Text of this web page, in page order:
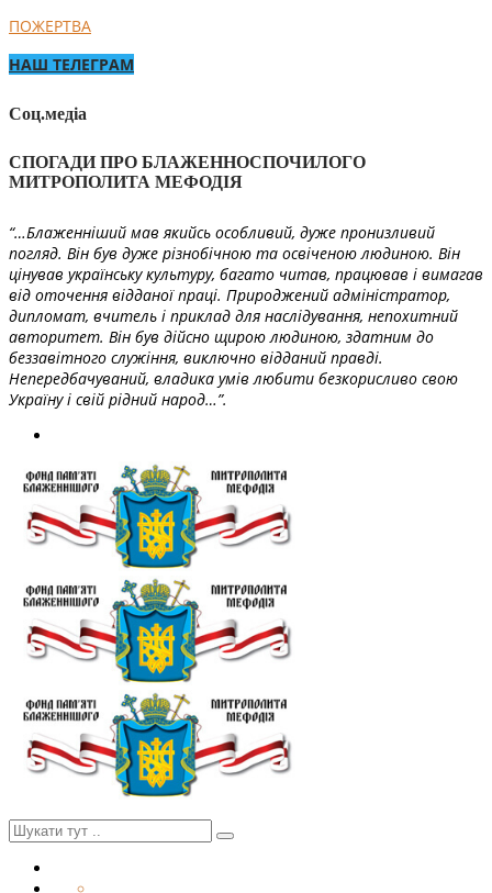
ПОЖЕРТВА
НАШ ТЕЛЕГРАМ
Соц.медіа
СПОГАДИ ПРО БЛАЖЕННОСПОЧИЛОГО
МИТРОПОЛИТА МЕФОДІЯ
“…Блаженніший мав якийсь особливий, дуже пронизливий
погляд. Він був дуже різнобічною та освіченою людиною. Він
цінував українську культуру, багато читав, працював і вимагав
від оточення відданої праці. Природжений адміністратор,
дипломат, вчитель і приклад для наслідування, непохитний
авторитет. Він був дійсно щирою людиною, здатним до
беззавітного служіння, виключно відданий правді.
Непередбачуваний, владика умів любити безкорисливо свою
Україну і свій рідний народ…”.